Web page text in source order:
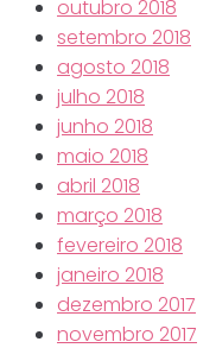
outubro 2018
setembro 2018
agosto 2018
julho 2018
junho 2018
maio 2018
abril 2018
março 2018
fevereiro 2018
janeiro 2018
dezembro 2017
novembro 2017